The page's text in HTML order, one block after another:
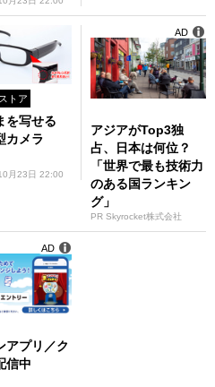
トア
を写せる
カメラ
月23日 22:00
アジアがTop3独
占、日本は何位？
「世界で最も技術力
のある国ランキン
グ」
PR Skyrocket株式会社
AD
アプリ／ク
信中
AD